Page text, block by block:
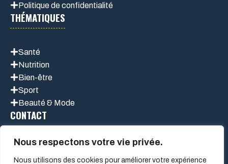
Nous respectons votre vie privée.
Nous utilisons des cookies pour améliorer votre expérience
Politique de confidentialité
THÉMATIQUES
Santé
Nutrition
Bien-être
Sport
Beauté & Mode
CONTACT